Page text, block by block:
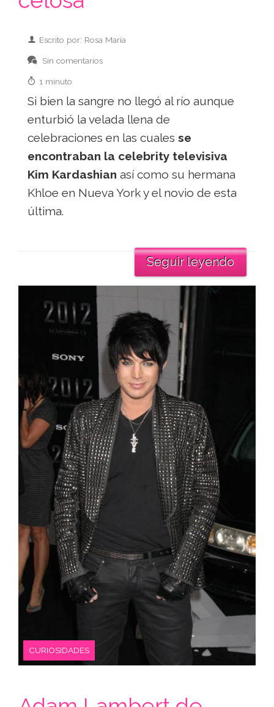
Escrito por: Rosa María
Sin comentarios
1 minuto
Si bien la sangre no llegó al río aunque
enturbió la velada llena de
celebraciones en las cuales se
encontraban la celebrity televisiva
Kim Kardashian así como su hermana
Khloe en Nueva York y el novio de esta
última.
Seguir leyendo
CURIOSIDADES